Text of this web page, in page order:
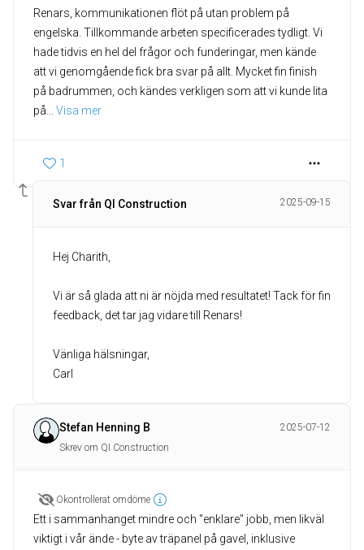
Renars, kommunikationen flöt på utan problem på
engelska. Tillkommande arbeten specificerades tydligt. Vi
hade tidvis en hel del frågor och funderingar, men kände
att vi genomgående fick bra svar på allt. Mycket fin finish
på badrummen, och kändes verkligen som att vi kunde lita
på
Visa mer
1
Svar från QI Construction 2025-09-15
Hej Charith,
Vi är så glada att ni är nöjda med resultatet! Tack för fin
feedback, det tar jag vidare till Renars!
Vänliga hälsningar,
Carl
Stefan Henning B
2025-07-12
Skrev om QI Construction
Okontrollerat omdöme
Ett i sammanhanget mindre och "enklare" jobb, men likväl
viktigt i vår ände - byte av träpanel på gavel, inklusive